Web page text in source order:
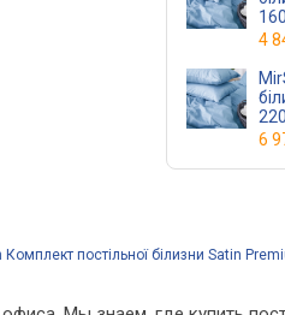
4
білизни
6
постільної білизни Satin